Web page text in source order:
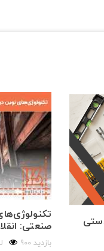
صنعتی:
900 بازدید